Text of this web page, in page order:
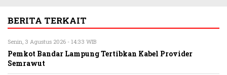
BERITA TERKAIT
Senin, 3 Agustus 2026 - 14:33 WIB
Pemkot Bandar Lampung Tertibkan Kabel Provider
Semrawut